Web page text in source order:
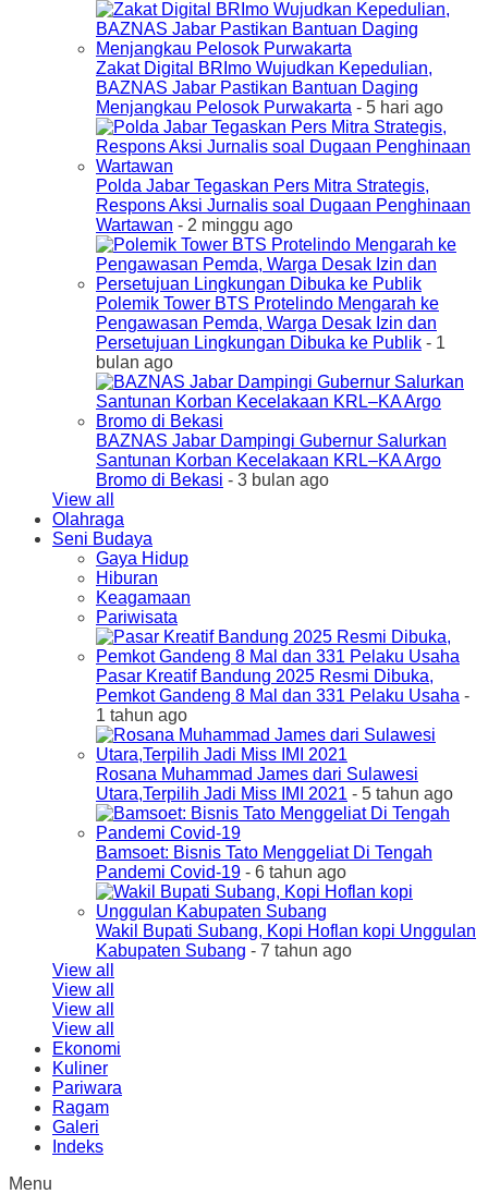
Zakat Digital BRImo Wujudkan Kepedulian,
BAZNAS Jabar Pastikan Bantuan Daging
Menjangkau Pelosok Purwakarta - 5 hari ago
Polda Jabar Tegaskan Pers Mitra Strategis,
Respons Aksi Jurnalis soal Dugaan Penghinaan
Wartawan - 2 minggu ago
Polemik Tower BTS Protelindo Mengarah ke
Pengawasan Pemda, Warga Desak Izin dan
Persetujuan Lingkungan Dibuka ke Publik - 1
bulan ago
BAZNAS Jabar Dampingi Gubernur Salurkan
Santunan Korban Kecelakaan KRL–KA Argo
Bromo di Bekasi - 3 bulan ago
View all
Olahraga
Seni Budaya
Gaya Hidup
Hiburan
Keagamaan
Pariwisata
Pasar Kreatif Bandung 2025 Resmi Dibuka,
Pemkot Gandeng 8 Mal dan 331 Pelaku Usaha -
1 tahun ago
Rosana Muhammad James dari Sulawesi
Utara,Terpilih Jadi Miss IMI 2021 - 5 tahun ago
Bamsoet: Bisnis Tato Menggeliat Di Tengah
Pandemi Covid-19 - 6 tahun ago
Wakil Bupati Subang, Kopi Hoflan kopi Unggulan
Kabupaten Subang - 7 tahun ago
View all
View all
View all
View all
Ekonomi
Kuliner
Pariwara
Ragam
Galeri
Indeks
Menu